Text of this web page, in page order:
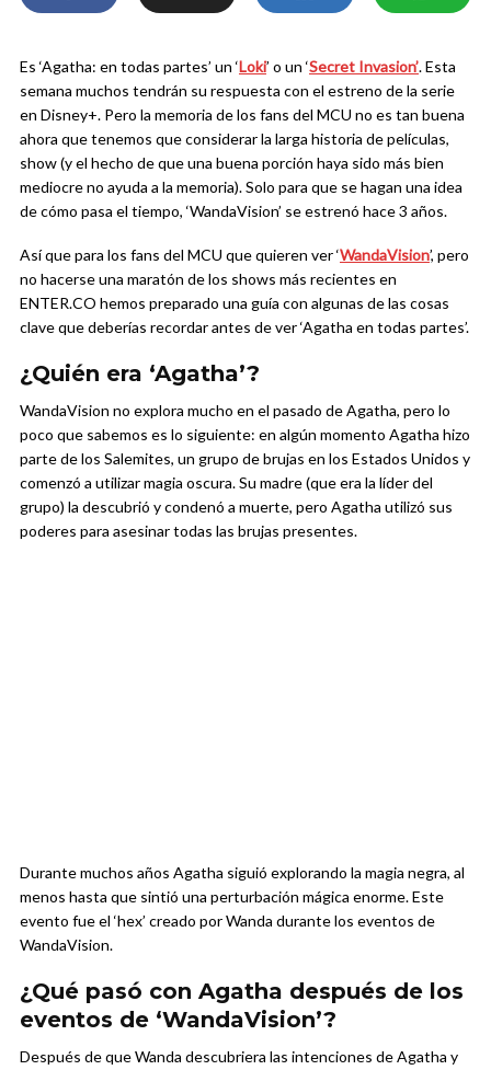
Es ‘Agatha: en todas partes’ un ‘Loki’ o un ‘Secret Invasion’. Esta
semana muchos tendrán su respuesta con el estreno de la serie
en Disney+. Pero la memoria de los fans del MCU no es tan buena
ahora que tenemos que considerar la larga historia de películas,
show (y el hecho de que una buena porción haya sido más bien
mediocre no ayuda a la memoria). Solo para que se hagan una idea
de cómo pasa el tiempo, ‘WandaVision’ se estrenó hace 3 años.
Así que para los fans del MCU que quieren ver ‘WandaVision’, pero
no hacerse una maratón de los shows más recientes en
ENTER.CO hemos preparado una guía con algunas de las cosas
clave que deberías recordar antes de ver ‘Agatha en todas partes’.
¿Quién era ‘Agatha’?
WandaVision no explora mucho en el pasado de Agatha, pero lo
poco que sabemos es lo siguiente: en algún momento Agatha hizo
parte de los Salemites, un grupo de brujas en los Estados Unidos y
comenzó a utilizar magia oscura. Su madre (que era la líder del
grupo) la descubrió y condenó a muerte, pero Agatha utilizó sus
poderes para asesinar todas las brujas presentes.
Durante muchos años Agatha siguió explorando la magia negra, al
menos hasta que sintió una perturbación mágica enorme. Este
evento fue el ‘hex’ creado por Wanda durante los eventos de
WandaVision.
¿Qué pasó con Agatha después de los
eventos de ‘WandaVision’?
Después de que Wanda descubriera las intenciones de Agatha y